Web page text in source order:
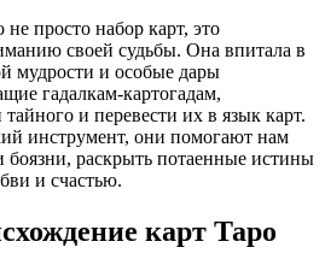
просто набор карт, это
своей судьбы. Она впитала в
мудрости и особые дары
гадалкам-картогадам,
и перевести их в язык карт.
инструмент, они помогают нам
боязни, раскрыть потаенные истины
и счастью.
карт Таро